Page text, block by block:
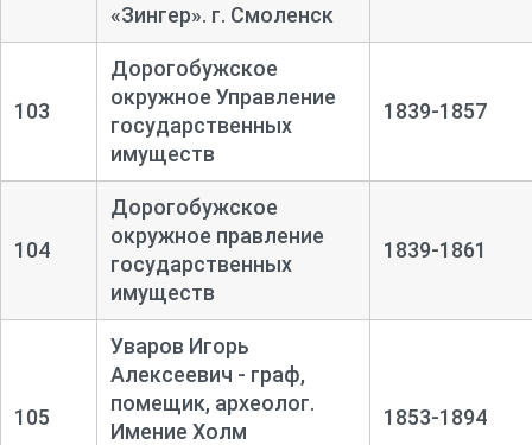
«Зингер». г. Смоленск
103
Дорогобужское
окружное Управление
государственных
имуществ
1839-1857
104
Дорогобужское
окружное правление
государственных
имуществ
1839-1861
105
Уваров Игорь
Алексеевич - граф,
помещик, археолог.
Имение Холм
1853-1894